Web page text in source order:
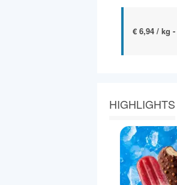
€ 6,94 / kg -
HIGHLIGHTS